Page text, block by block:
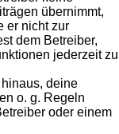
übernimmt,
er nicht zur
dem Betreiber,
jederzeit zu
deine
o. g. Regeln
oder einem